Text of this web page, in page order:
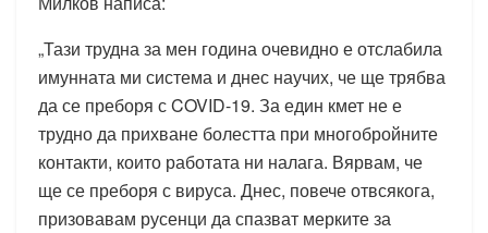
„Тази трудна за мен година очевидно е отслабила
имунната ми система и днес научих, че ще трябва
да се преборя с COVID-19. За един кмет не е
трудно да прихване болестта при многобройните
контакти, които работата ни налага. Вярвам, че
ще се преборя с вируса. Днес, повече отвсякога,
призовавам русенци да спазват мерките за